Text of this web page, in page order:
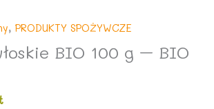
, PRODUKTY SPOŻYWCZE
BIO 100 g – BIO